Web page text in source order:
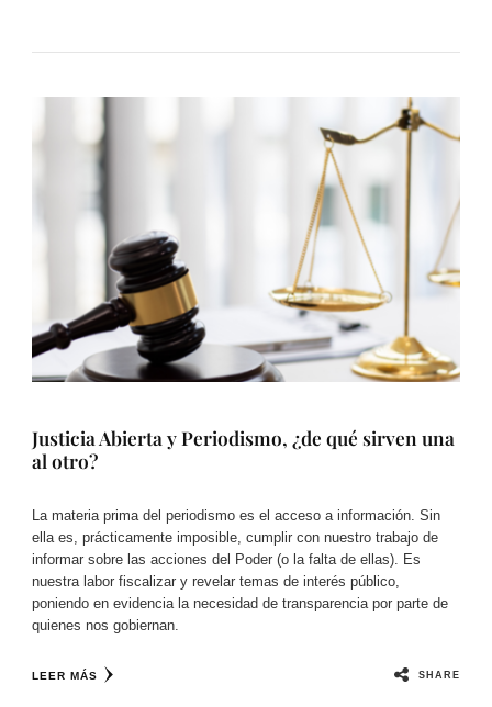
Justicia Abierta y Periodismo, ¿de qué sirven una
al otro?
La materia prima del periodismo es el acceso a información. Sin
ella es, prácticamente imposible, cumplir con nuestro trabajo de
informar sobre las acciones del Poder (o la falta de ellas). Es
nuestra labor fiscalizar y revelar temas de interés público,
poniendo en evidencia la necesidad de transparencia por parte de
quienes nos gobiernan.
LEER MÁS SHARE